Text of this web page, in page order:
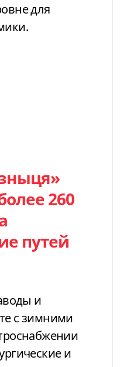
для
260
путей
и
с зимними
и